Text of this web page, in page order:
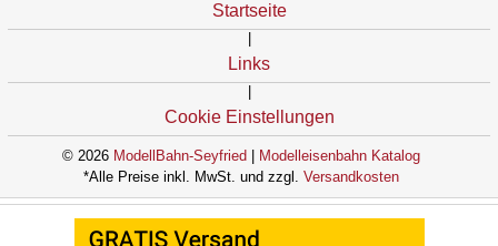
Startseite
Links
Cookie Einstellungen
© 2026 ModellBahn-Seyfried
Modelleisenbahn Katalog
*Alle Preise inkl. MwSt. und zzgl. Versandkosten